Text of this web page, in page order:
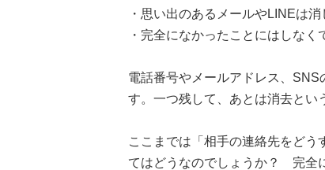
・思い出のあるメールやLINEは
・完全になかったことにはしなく
電話番号やメールアドレス、SNS
す。一つ残して、あとは消去とい
ここまでは「相手の連絡先をど
てはどうなのでしょうか？ 完全